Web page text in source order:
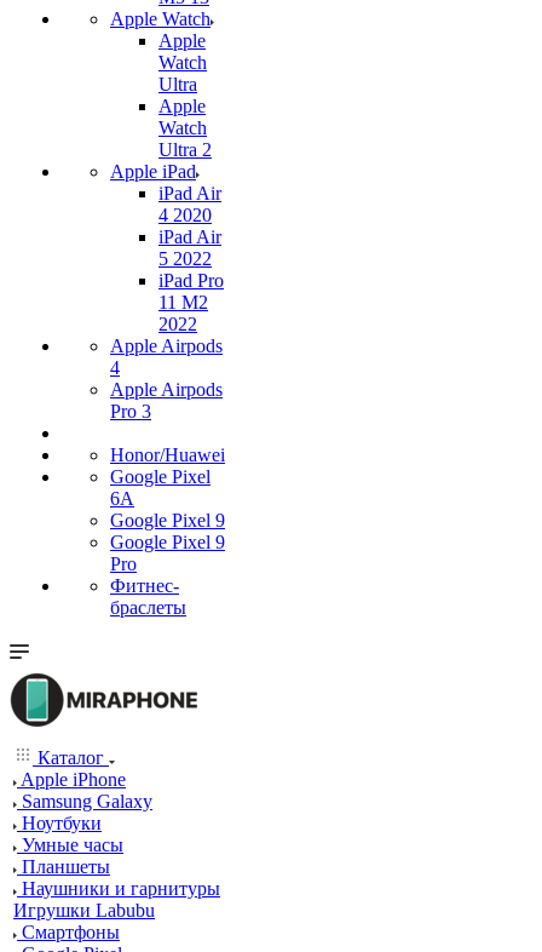
Apple Watch
Apple
Watch
Ultra
Apple
Watch
Ultra 2
Apple iPad
iPad Air
4 2020
iPad Air
5 2022
iPad Pro
11 M2
2022
Apple Airpods
4
Apple Airpods
Pro 3
Honor/Huawei
Google Pixel
6A
Google Pixel 9
Google Pixel 9
Pro
Фитнес-
браслеты
Каталог
Apple iPhone
Samsung Galaxy
Ноутбуки
Умные часы
Планшеты
Наушники и гарнитуры
Игрушки Labubu
Смартфоны